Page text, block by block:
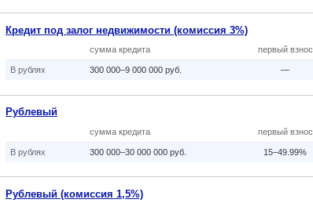
Кредит под залог недвижимости (комиссия 3%)
сумма кредита первый взнос
В рублях 300 000–9 000 000 руб. —
Рублевый
сумма кредита первый взнос
В рублях 300 000–30 000 000 руб. 15–49.99%
Рублевый (комиссия 1,5%)